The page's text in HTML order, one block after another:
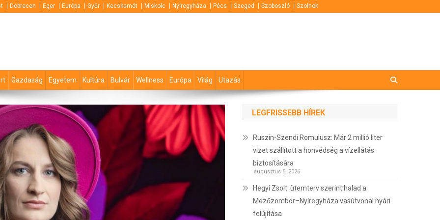
Debrecen Eger Európa Győr Kecskemét Miskolc Nyíregyháza Pécs Szeged Szoboszló Szolnok
Gazdaság Egyetem Kultúra Bulvár Wellness Európa Világ Utazás
LEGFRISSEBB HÍREK
Ruszin-Szendi Romulusz: Már 2 millió liter
vizet szállított a honvédség a vízellátás
biztosítására
augusztus 5, 2026
Hegyi Zsolt: ütemterv szerint halad a
Mezőzombor–Nyíregyháza vasútvonal nyári
felújítása